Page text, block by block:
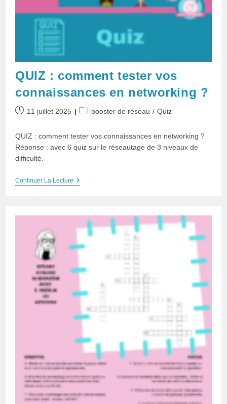
QUIZ : comment tester vos
connaissances en networking ?
Publication
11 juillet 2025
Postbooster de réseau / Quiz
QUIZ : comment tester vos connaissances en networking ?
Réponse : avec 6 quiz sur le réseautage de 3 niveaux de
difficulté.
Continuer La LectureQUIZ
Connaissances
En
Networking
?